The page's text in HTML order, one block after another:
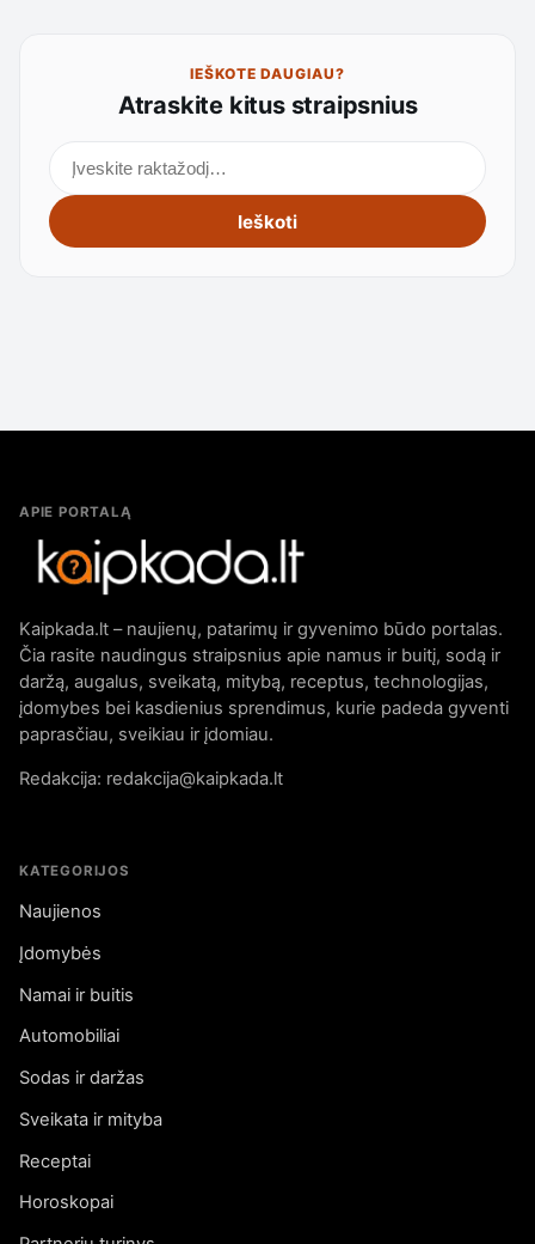
IEŠKOTE DAUGIAU?
Atraskite kitus straipsnius
Ieškoti
APIE PORTALĄ
Kaipkada.lt – naujienų, patarimų ir gyvenimo būdo portalas.
Čia rasite naudingus straipsnius apie namus ir buitį, sodą ir
daržą, augalus, sveikatą, mitybą, receptus, technologijas,
įdomybes bei kasdienius sprendimus, kurie padeda gyventi
paprasčiau, sveikiau ir įdomiau.
Redakcija: redakcija@kaipkada.lt
KATEGORIJOS
Naujienos
Įdomybės
Namai ir buitis
Automobiliai
Sodas ir daržas
Sveikata ir mityba
Receptai
Horoskopai